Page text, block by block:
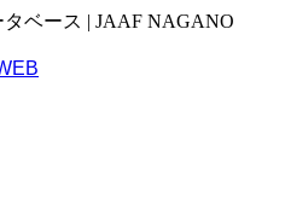
ベース | JAAF NAGANO